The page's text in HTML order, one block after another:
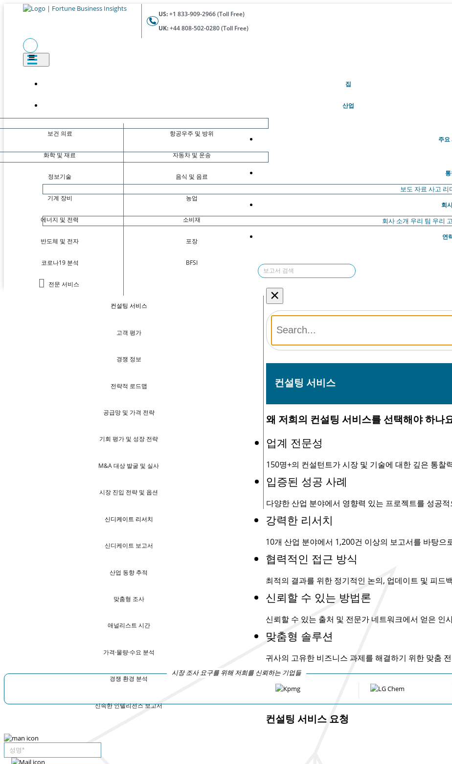
US:+1 833-909-2966 (Toll Free)
UK:+44 808-502-0280 (Toll Free)
집(현재의)
산업
보건 의료
화학 및 재료
정보기술
기계 장비
에너지 및 전력
반도체 및 전자
코로나19 분석
전문 서비스
항공우주 및 방위
자동차 및 운송
음식 및 음료
농업
소비재
포장
BFSI
주요
컨설팅 서비스
고객 평가
경쟁 정보
전략적 로드맵
공급망 및 가격 전략
기회 평가 및 성장 전략
M&A 대상 발굴 및 실사
시장 진입 전략 및 옵션
신디케이트 리서치
신디케이트 보고서
산업 동향 추적
맞춤형 조사
애널리스트 시간
가격·물량·수요 분석
경쟁 환경 분석
신속한 인텔리전스 보고서
보도 자료 사고 리
회
회사 소개 우리 팀 우리
연
×
컨설팅 서비스
왜 저희의 컨설팅 서비스를 선택해야 하나
업계 전문성
150명+의 컨설턴트가 시장 및 기술에 대한 깊은 통찰
입증된 성공 사례
다양한 산업 분야에서 영향력 있는 프로젝트를 성공
강력한 리서치
10개 산업 분야에서 1,200건 이상의 보고서를 바탕으
협력적인 접근 방식
최적의 결과를 위한 정기적인 논의, 업데이트 및 피드
신뢰할 수 있는 방법론
신뢰할 수 있는 출처 및 전문가 네트워크에서 얻은 인
맞춤형 솔루션
귀사의 고유한 비즈니스 과제를 해결하기 위한 맞춤
시장 조사 요구를 위해 저희를 신뢰하는 기업들
컨설팅 서비스 요청